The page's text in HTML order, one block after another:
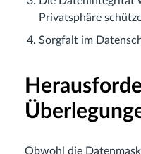
Privatsphäre
Sorgfalt im
Obwohl die